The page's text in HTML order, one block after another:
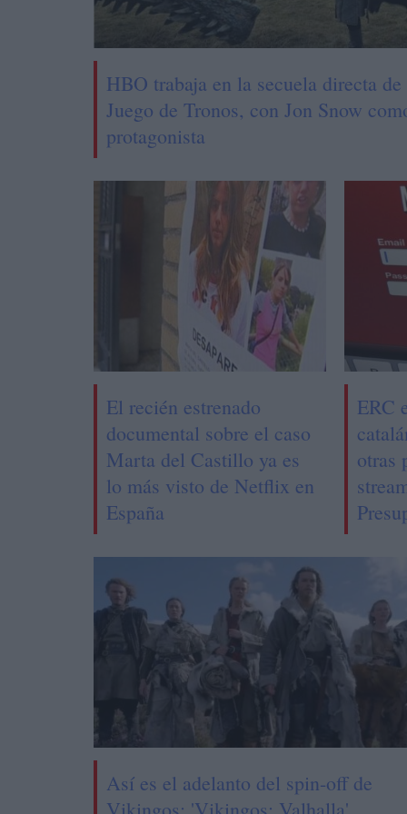
HBO trabaja en la secuela directa de
Juego de Tronos, con Jon Snow
protagonista
El recién estrenado
documental sobre el caso
Marta del Castillo ya es
lo más visto de Netflix en
España
ERC
otras
Así es el adelanto del spin-off de
Vikingos: 'Vikingos: Valhalla'